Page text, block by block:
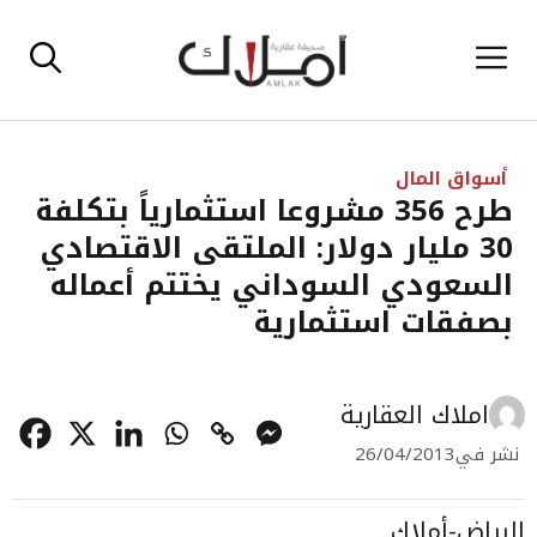
إلى القائمة
أسواق المال
طرح 356 مشروعا استثمارياً بتكلفة
30 مليار دولار: الملتقى الاقتصادي
السعودي السوداني يختتم أعماله
بصفقات استثمارية
املاك العقارية
نشر في26/04/2013